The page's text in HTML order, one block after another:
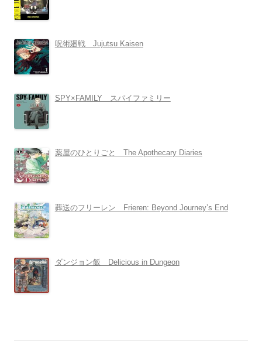
呪術廻戦 Jujutsu Kaisen
SPY×FAMILY スパイファミリー
薬屋のひとりごと The Apothecary Diaries
葬送のフリーレン Frieren: Beyond Journey’s End
ダンジョン飯 Delicious in Dungeon